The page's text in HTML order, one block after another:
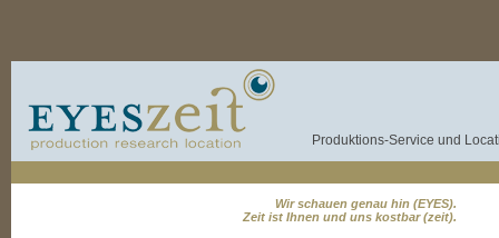
Produktions-Service und
Wir schauen genau hin (EYES).
Zeit ist Ihnen und uns kostbar (zeit).